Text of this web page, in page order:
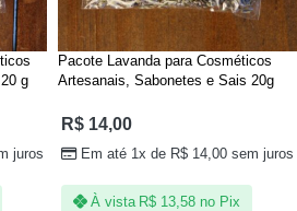
g
juros
Pacote Lavanda para Cosméticos
Artesanais, Sabonetes e Sais 20g
R$14,00
Em até 1x de R$ 14,00 sem juros
À vista R$ 13,58 no Pix